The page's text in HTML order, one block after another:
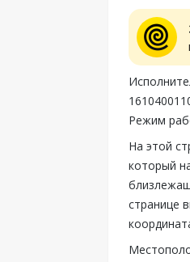
Режим
На этой
который
странице